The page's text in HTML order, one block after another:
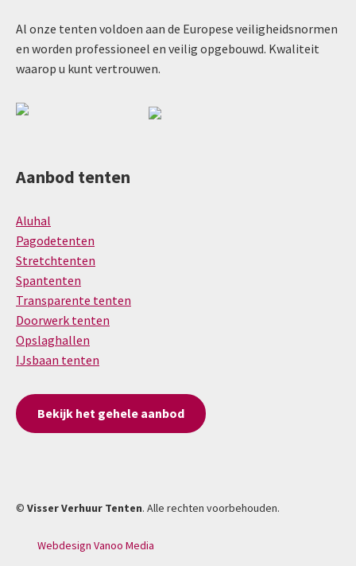
Al onze tenten voldoen aan de Europese veiligheidsnormen
en worden professioneel en veilig opgebouwd. Kwaliteit
waarop u kunt vertrouwen.
Aanbod tenten
Aluhal
Pagodetenten
Stretchtenten
Spantenten
Transparente tenten
Doorwerk tenten
Opslaghallen
IJsbaan tenten
Bekijk het gehele aanbod
© Visser Verhuur Tenten. Alle rechten voorbehouden.
Webdesign Vanoo Media